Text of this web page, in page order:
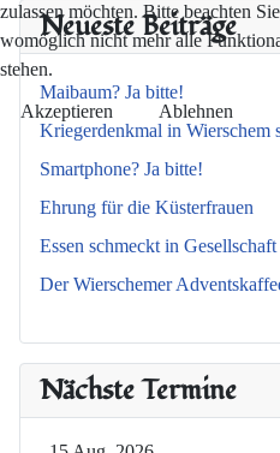
Neueste Beiträge
Maibaum? Ja bitte!
Kriegerdenkmal in Wierschem
Smartphone? Ja bitte!
Ehrung für die Küsterfrauen
Essen schmeckt in Gesellschaft
Der Wierschemer
Nächste Termine
zulassen möchten. Bitte beachten
womöglich nicht mehr alle
stehen.
Akzeptieren Ablehnen